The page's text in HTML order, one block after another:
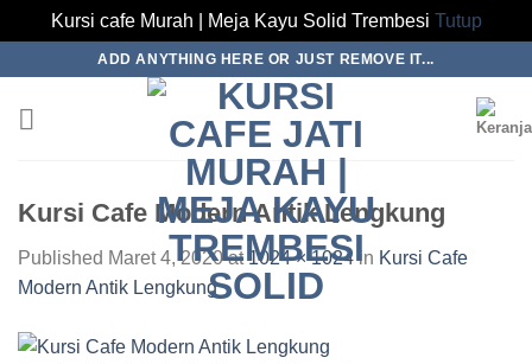
Kursi cafe Murah | Meja Kayu Solid Trembesi Tutup
content
ADD ANYTHING HERE OR JUST REMOVE IT...
Kursi Cafe Modern Antik Lengkung
Published Maret 4, 2020at1024 × 1024in Kursi Cafe
Modern Antik Lengkung